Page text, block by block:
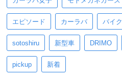
エピソード カーラバ バイク
sotoshiru 新型車 DRIMO
pickup 新着